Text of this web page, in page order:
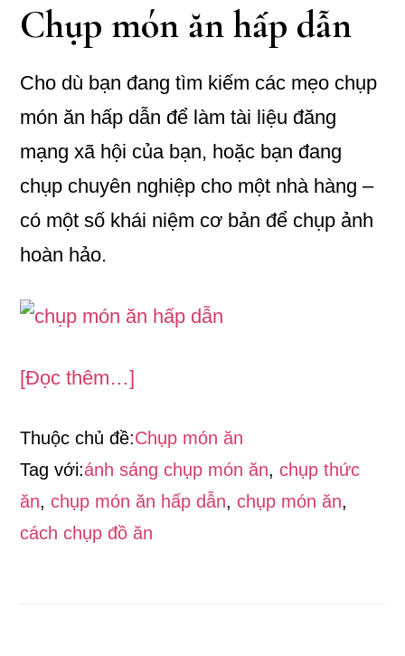
y
Li
n
k
bo
ok
er
t
re
Chụp món ăn hấp dẫn
Cho dù bạn đang tìm kiếm các mẹo chụp
món ăn hấp dẫn để làm tài liệu đăng
mạng xã hội của bạn, hoặc bạn đang
chụp chuyên nghiệp cho một nhà hàng –
có một số khái niệm cơ bản để chụp ảnh
hoàn hảo.
[Đọc thêm…]
chụp
món
ăn
Thuộc chủ đề:Chụp món ăn
Tag với:ánh sáng chụp món ăn,chụp thức
ăn,chụp món ăn hấp dẫn,chụp món ăn,
cách chụp đồ ăn